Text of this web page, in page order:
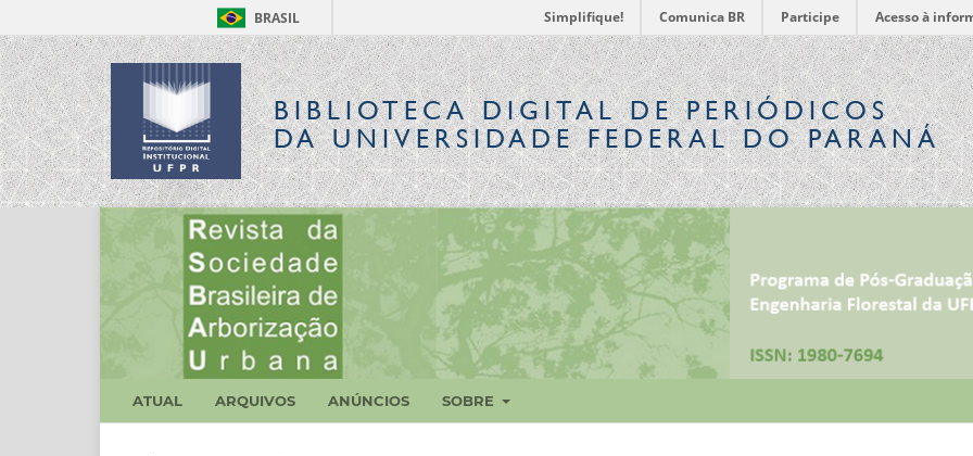
BRASIL Simplifique! Comunica BR Participe Acesso à
BIBLIOTECA DIGITALDE PERIÓDICOS
DA UNIVERSIDADE FEDERAL DO PARANÁ
ATUAL ARQUIVOS ANÚNCIOS SOBRE